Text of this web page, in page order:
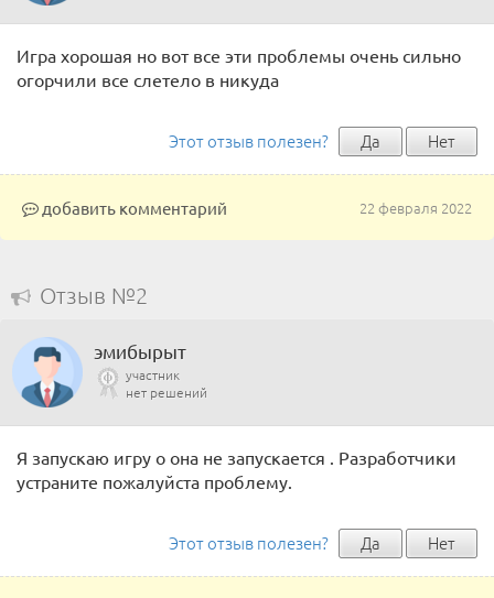
Игра хорошая но вот все эти проблемы очень сильно
огорчили все слетело в никуда
Этот отзыв полезен? Да Нет
22 февраля 2022
добавить комментарий
Отзыв №2
эмибырыт
участник
нет решений
Я запускаю игру о она не запускается . Разработчики
устраните пожалуйста проблему.
Этот отзыв полезен? Да Нет